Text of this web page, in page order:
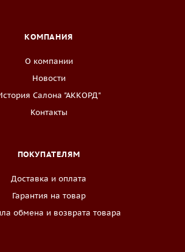
КОМПАНИЯ
О компании
Новости
Салона "АККОРД"
Контакты
ПОКУПАТЕЛЯМ
Доставка и оплата
Гарантия на товар
обмена и возврата товара